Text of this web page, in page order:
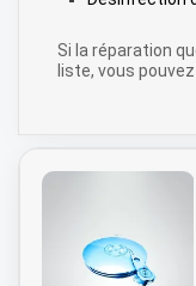
Si la réparation
liste, vous pouvez